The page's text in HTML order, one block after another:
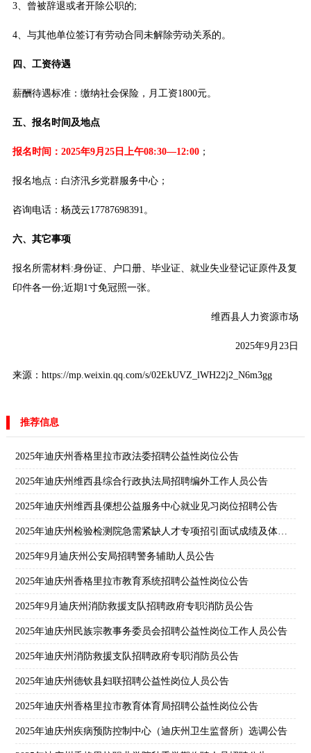
3、曾被辞退或者开除公职的;
4、与其他单位签订有劳动合同未解除劳动关系的。
四、工资待遇
薪酬待遇标准：缴纳社会保险，月工资1800元。
五、报名时间及地点
报名时间：2025年9月25日上午08:30—12:00；
报名地点：白济汛乡党群服务中心；
咨询电话：杨茂云17787698391。
六、其它事项
报名所需材料:身份证、户口册、毕业证、就业失业登记证原件及复
印件各一份;近期1寸免冠照一张。
维西县人力资源市场
2025年9月23日
来源：https://mp.weixin.qq.com/s/02EkUVZ_lWH22j2_N6m3gg
推荐信息
2025年迪庆州香格里拉市政法委招聘公益性岗位公告
2025年迪庆州维西县综合行政执法局招聘编外工作人员公告
2025年迪庆州维西县傈想公益服务中心就业见习岗位招聘公告
2025年迪庆州检验检测院急需紧缺人才专项招引面试成绩及体检通告
2025年9月迪庆州公安局招聘警务辅助人员公告
2025年迪庆州香格里拉市教育系统招聘公益性岗位公告
2025年9月迪庆州消防救援支队招聘政府专职消防员公告
2025年迪庆州民族宗教事务委员会招聘公益性岗位工作人员公告
2025年迪庆州消防救援支队招聘政府专职消防员公告
2025年迪庆州德钦县妇联招聘公益性岗位人员公告
2025年迪庆州香格里拉市教育体育局招聘公益性岗位公告
2025年迪庆州疾病预防控制中心（迪庆州卫生监督所）选调公告